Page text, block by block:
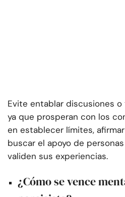
Evite entablar discusiones
ya que prosperan con los
en establecer límites,
buscar el apoyo de
validen sus experiencias.
¿Cómo se vence